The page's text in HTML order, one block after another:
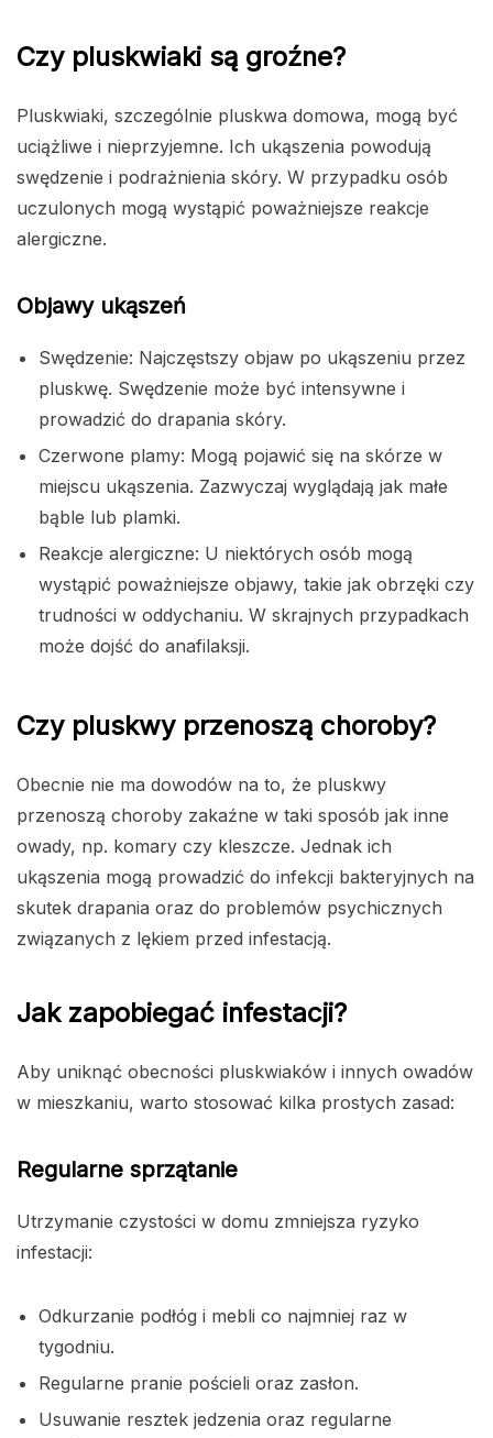
Czy pluskwiaki są groźne?
Pluskwiaki, szczególnie pluskwa domowa, mogą być
uciążliwe i nieprzyjemne. Ich ukąszenia powodują
swędzenie i podrażnienia skóry. W przypadku osób
uczulonych mogą wystąpić poważniejsze reakcje
alergiczne.
Objawy ukąszeń
Swędzenie: Najczęstszy objaw po ukąszeniu przez
pluskwę. Swędzenie może być intensywne i
prowadzić do drapania skóry.
Czerwone plamy: Mogą pojawić się na skórze w
miejscu ukąszenia. Zazwyczaj wyglądają jak małe
bąble lub plamki.
Reakcje alergiczne: U niektórych osób mogą
wystąpić poważniejsze objawy, takie jak obrzęki czy
trudności w oddychaniu. W skrajnych przypadkach
może dojść do anafilaksji.
Czy pluskwy przenoszą choroby?
Obecnie nie ma dowodów na to, że pluskwy
przenoszą choroby zakaźne w taki sposób jak inne
owady, np. komary czy kleszcze. Jednak ich
ukąszenia mogą prowadzić do infekcji bakteryjnych na
skutek drapania oraz do problemów psychicznych
związanych z lękiem przed infestacją.
Jak zapobiegać infestacji?
Aby uniknąć obecności pluskwiaków i innych owadów
w mieszkaniu, warto stosować kilka prostych zasad:
Regularne sprzątanie
Utrzymanie czystości w domu zmniejsza ryzyko
infestacji:
Odkurzanie podłóg i mebli co najmniej raz w
tygodniu.
Regularne pranie pościeli oraz zasłon.
Usuwanie resztek jedzenia oraz regularne